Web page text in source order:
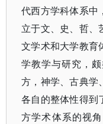
代西方学科体系中
立于文、史、哲、
文学术和大学教育
学教学与研究，
方，神学、古典学
各自的整体性得到
方学术体系的视